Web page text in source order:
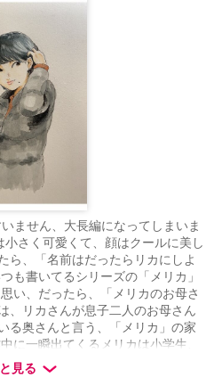
ません、大長編になってしまいま
さく可愛くて、顔はクールに美し
ら、「名前はだったらリカにしよ
も書いてるシリーズの「メリカ」
い、だったら、「メリカのお母さ
、リカさんが息子二人のお母さん
る奥さんと言う、「メリカ」の家
に一瞬出てくるメリカは小学生、
はなくて携帯、ラインではなくて
見る